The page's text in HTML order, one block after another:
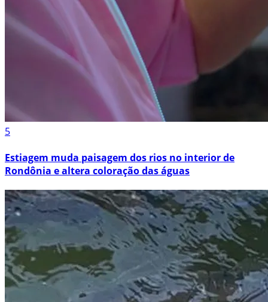
5
Estiagem muda paisagem dos rios no interior de
Rondônia e altera coloração das águas